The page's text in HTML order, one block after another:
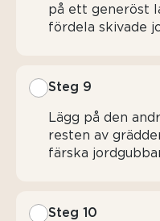
på ett generöst
fördela skivade
Steg 9
Lägg på den
resten av
färska
Steg 10